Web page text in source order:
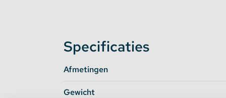
tabbladSpecificaties.
Wilt u weten welke voeding u nodig heeft
onderstaande schema:
Specificaties
Afmetingen
Gewicht